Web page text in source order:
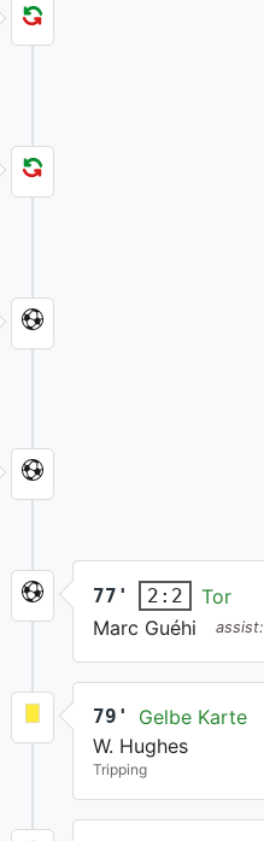
77' 2:2
Tor
Marc Guéhi
assist:
79'
Gelbe Karte
W. Hughes
Tripping